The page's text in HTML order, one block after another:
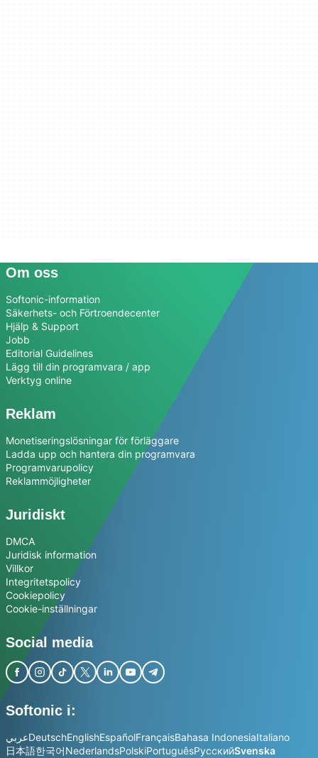
Om oss
Softonic-information
Säkerhets- och Förtroendecenter
Hjälp & Support
Jobb
Editorial Guidelines
Lägg till din programvara / app
Verktyg online
Reklam
Monetiseringslösningar för förläggare
Ladda upp och hantera din programvara
Programvarupolicy
Reklammöjligheter
Juridiskt
DMCA
Juridisk information
Villkor
Integritetspolicy
Cookiepolicy
Cookie-inställningar
Social media
Softonic i:
عربيDeutschEnglishEspañolFrançaisBahasa IndonesiaItaliano
日本語한국어NederlandsPolskiPortuguêsРусскийSvenska